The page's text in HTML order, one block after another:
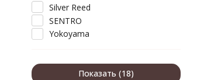
Silver Reed
SENTRO
Yokoyama
Показать